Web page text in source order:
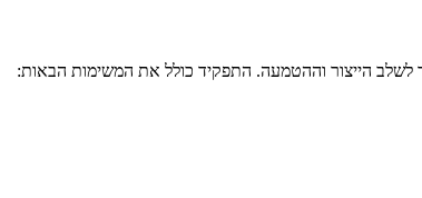
הייצור וההטמעה. התפקיד כולל את המשימות הבאות: